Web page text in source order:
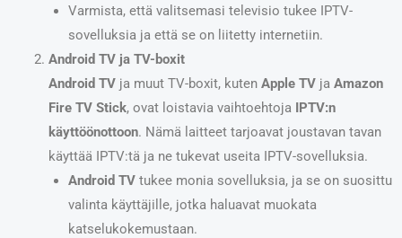
Varmista, että valitsemasi televisio tukee IPTV-
sovelluksia ja että se on liitetty internetiin.
Android TV ja TV-boxit
Android TVja muut TV-boxit, kuten Apple TVja Amazon
Fire TV Stick, ovat loistavia vaihtoehtoja IPTV:n
käyttöönottoon. Nämä laitteet tarjoavat joustavan tavan
käyttää IPTV:tä ja ne tukevat useita IPTV-sovelluksia.
Android TVtukee monia sovelluksia, ja se on suosittu
valinta käyttäjille, jotka haluavat muokata
katselukokemustaan.